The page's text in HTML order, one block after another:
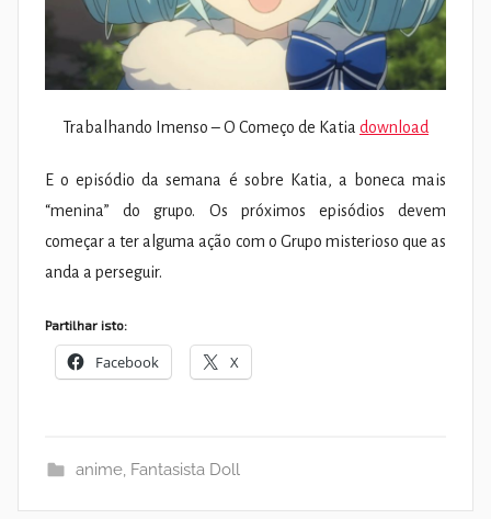
Trabalhando Imenso – O Começo de Katia download
E o episódio da semana é sobre Katia, a boneca mais
“menina” do grupo. Os próximos episódios devem
começar a ter alguma ação com o Grupo misterioso que as
anda a perseguir.
Partilhar isto:
Facebook X
anime, Fantasista Doll